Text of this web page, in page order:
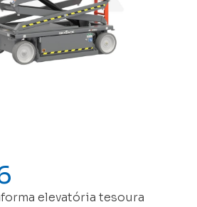
elevatória tesoura